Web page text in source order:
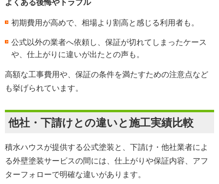
よくある後悔やトラブル
初期費用が高めで、相場より割高と感じる利用者も。
公式以外の業者へ依頼し、保証が切れてしまったケース
や、仕上がりに違いが出たとの声も。
高額な工事費用や、保証の条件を満たすための注意点など
も挙げられています。
他社・下請けとの違いと施工実績比較
積水ハウスが提供する公式塗装と、下請け・他社業者によ
る外壁塗装サービスの間には、仕上がりや保証内容、アフ
ターフォローで明確な違いがあります。